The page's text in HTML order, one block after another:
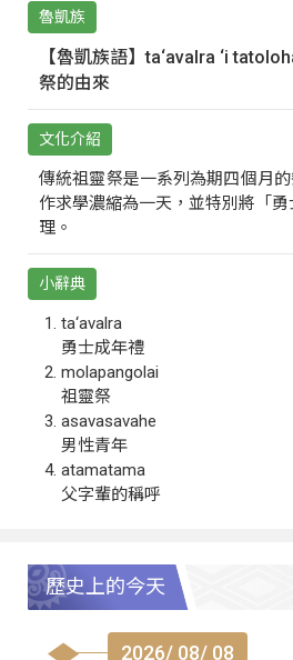
魯凱族
【魯凱族語】ta‘avalra ‘i
祭的由來
文化介紹
傳統祖靈祭是一系列為期四個月
作求學濃縮為一天，並特別將「勇
理。
小辭典
ta‘avalra
勇士成年禮
molapangolai
祖靈祭
asavasavahe
男性青年
atamatama
父字輩的稱呼
歷史上的今天
2026/ 08/ 08